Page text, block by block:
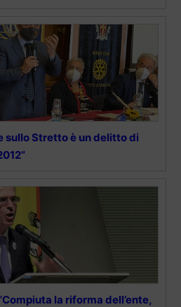
sullo Stretto è un delitto di
la riforma dell’ente,